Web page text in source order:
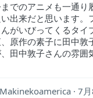
でのアニメも一通り
出来だと思います。
んがいびってくるタイ
原作の素子に田中敦
田中敦子さんの雰囲
Makinekoamerica 7